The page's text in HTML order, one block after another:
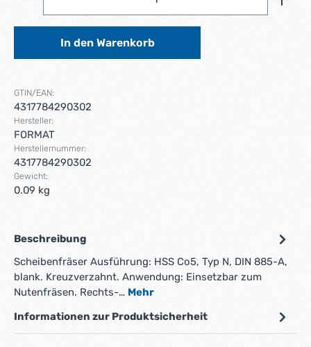
In den Warenkorb
GTIN/EAN:
4317784290302
Hersteller:
FORMAT
Herstellernummer:
4317784290302
Gewicht:
0.09 kg
Beschreibung
Scheibenfräser Ausführung: HSS Co5, Typ N, DIN 885-A,
blank. Kreuzverzahnt. Anwendung: Einsetzbar zum
Nutenfräsen. Rechts-… Mehr
Informationen zur Produktsicherheit